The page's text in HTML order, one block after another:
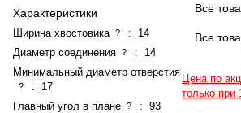
Характеристики
Ширина хвостовика ? :
14
Диаметр соединения ? :
14
Минимальный диаметр отверстия
? :
17
Главный угол в плане ? : 93
Все
Все
Цена по
только при